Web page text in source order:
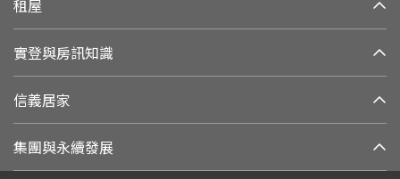
租屋
實登與房訊知識
信義居家
集團與永續發展